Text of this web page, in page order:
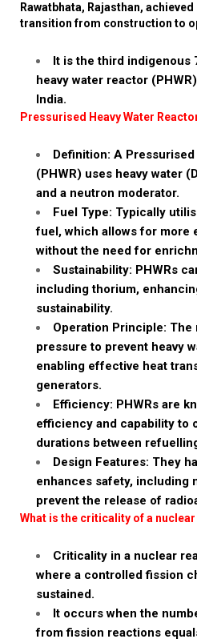
Rawatbhata, Rajasthan,
transition from construction to
It is the third indigenous
heavy water reactor
India.
Pressurised Heavy Water
Definition: A
(PHWR) uses heavy water
and a neutron moderator.
Fuel Type: Typically
fuel, which allows for more
without the need for
Sustainability: PHWRs
including thorium,
sustainability.
Operation Principle:
pressure to prevent heavy
enabling effective heat
generators.
Efficiency: PHWRs are
efficiency and capability to
durations between
Design Features: They
enhances safety, including
prevent the release of
What is the criticality of a
Criticality in a nuclear
where a controlled fission
sustained.
It occurs when the
from fission reactions